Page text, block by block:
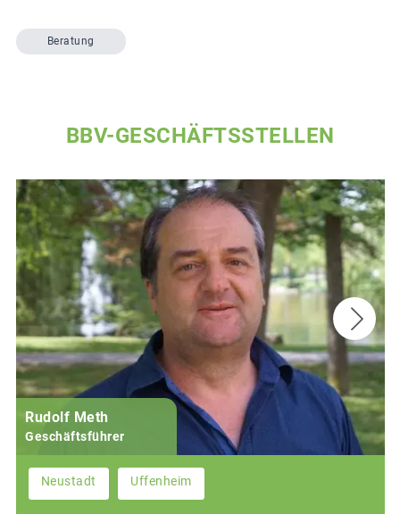
Beratung
BBV-GESCHÄFTSSTELLEN
Rudolf Meth
Geschäftsführer
Neustadt Uffenheim